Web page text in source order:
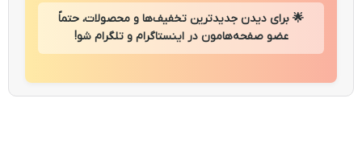
🌟 برای دیدن جدیدترین تخفیف‌ها و محصولات، حتماً
عضو صفحه‌هامون در اینستاگرام و تلگرام شو!